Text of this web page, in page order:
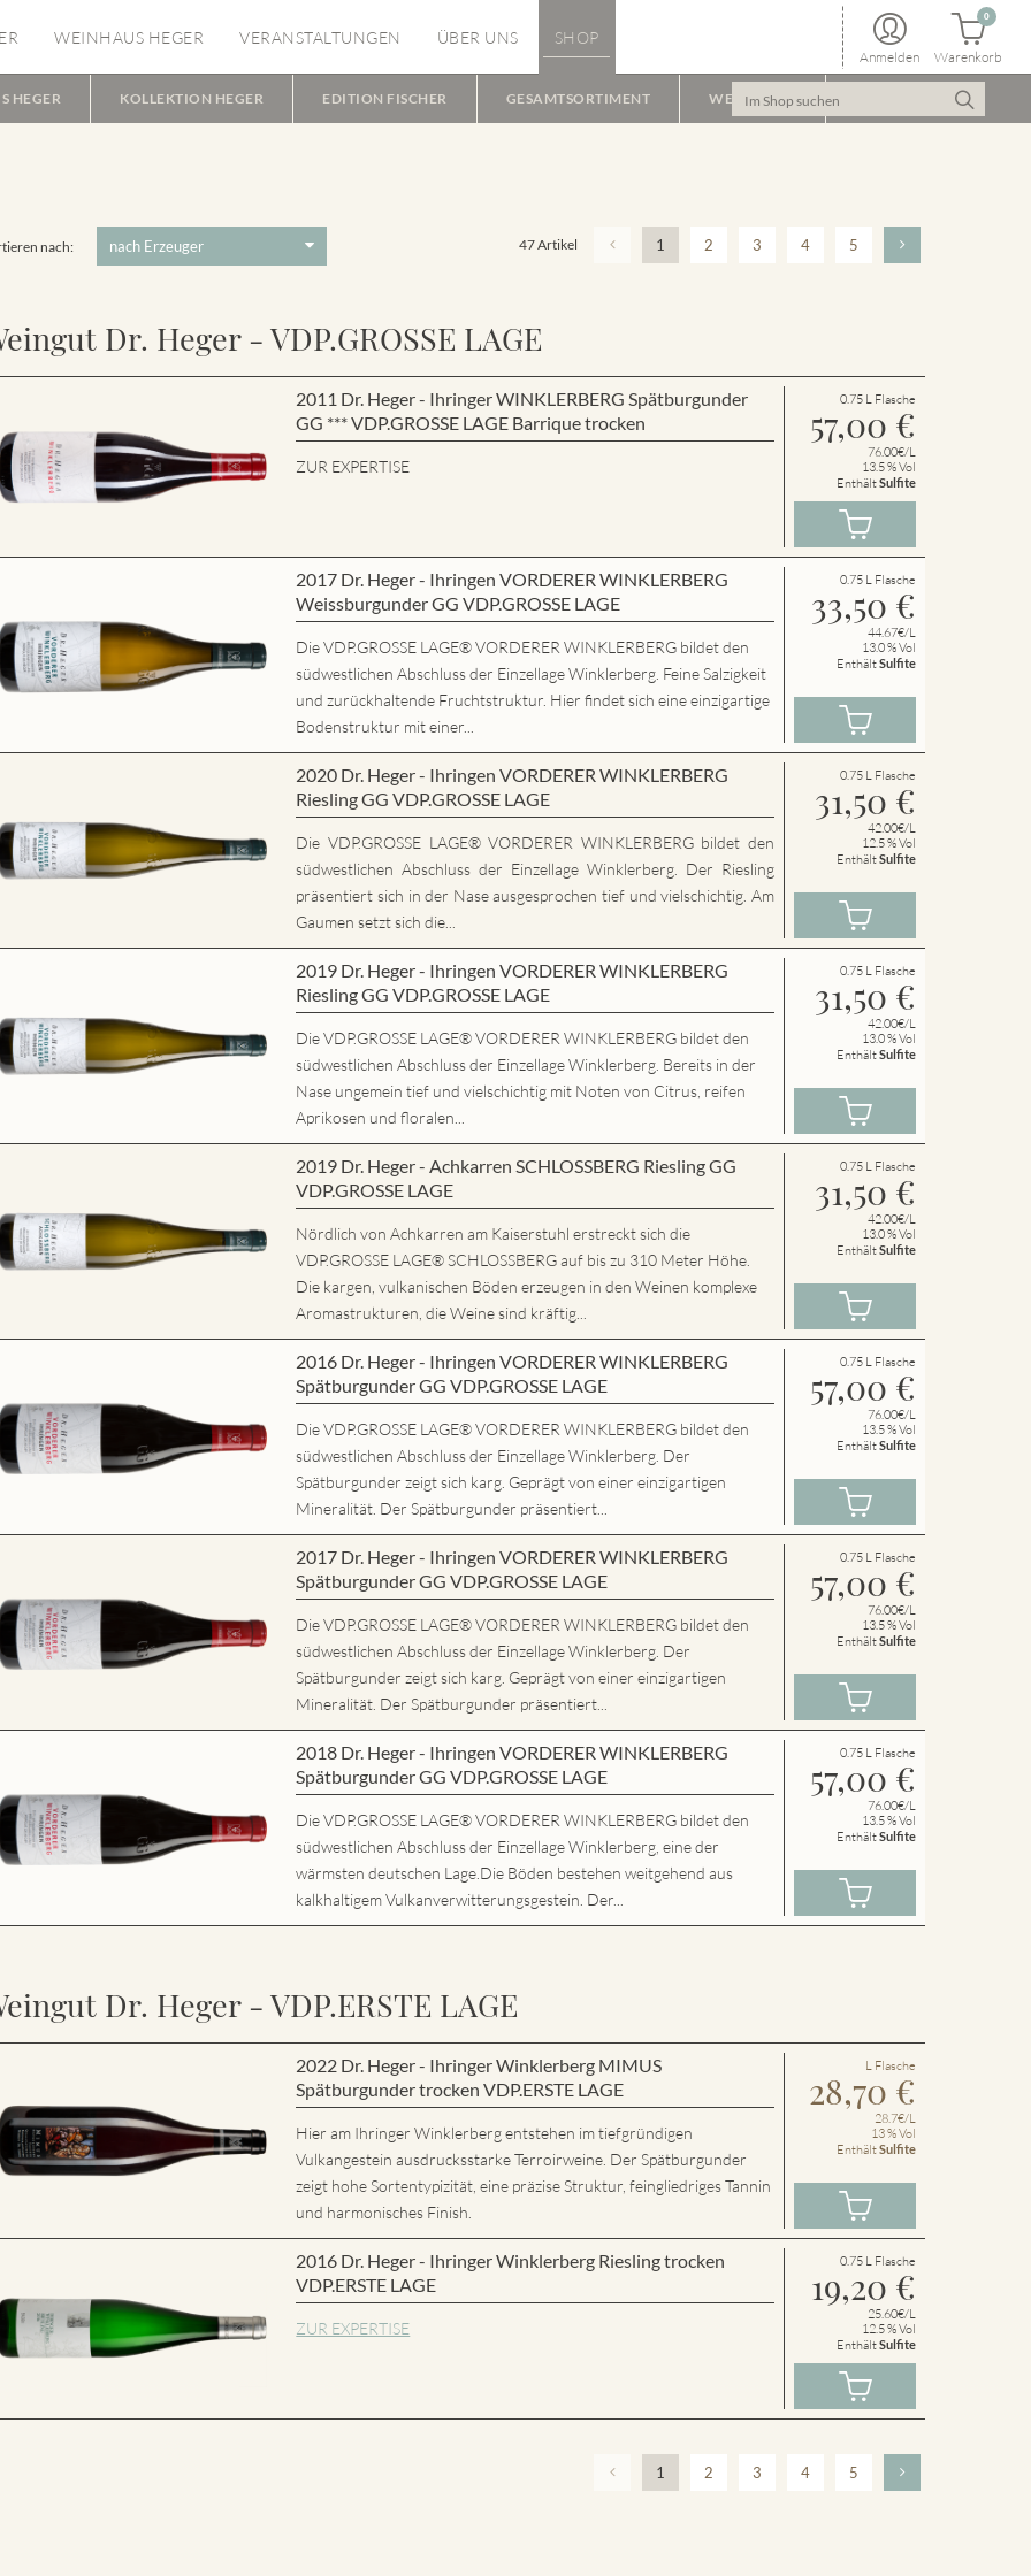
WEINHAUS HEGER VERANSTALTUNGEN ÜBER UNS SHOP
Anmelden Warenkorb
0
HEGER KOLLEKTION HEGER EDITION FISCHER GESAMTSORTIMENT WEINPAKET
nach: 47 Artikel 1 2 3 4 5
Dr. Heger - VDP.GROSSE LAGE
2011 Dr. Heger - Ihringer WINKLERBERG Spätburgunder
GG *** VDP.GROSSE LAGE Barrique trocken
ZUR EXPERTISE
0.75 L Flasche
57,00 €
76.00€/L
13.5 % Vol
EnthältSulfite
2017 Dr. Heger - Ihringen VORDERER WINKLERBERG
Weissburgunder GG VDP.GROSSE LAGE
Die VDP.GROSSE LAGE® VORDERER WINKLERBERG bildet den
südwestlichen Abschluss der Einzellage Winklerberg. Feine Salzigkeit
und zurückhaltende Fruchtstruktur. Hier findet sich eine einzigartige
Bodenstruktur mit einer...
0.75 L Flasche
33,50 €
44.67€/L
13.0 % Vol
EnthältSulfite
2020 Dr. Heger - Ihringen VORDERER WINKLERBERG
Riesling GG VDP.GROSSE LAGE
Die VDP.GROSSE LAGE® VORDERER WINKLERBERG bildet den
südwestlichen Abschluss der Einzellage Winklerberg. Der Riesling
präsentiert sich in der Nase ausgesprochen tief und vielschichtig. Am
Gaumen setzt sich die...
0.75 L Flasche
31,50 €
42.00€/L
12.5 % Vol
EnthältSulfite
2019 Dr. Heger - Ihringen VORDERER WINKLERBERG
Riesling GG VDP.GROSSE LAGE
Die VDP.GROSSE LAGE® VORDERER WINKLERBERG bildet den
südwestlichen Abschluss der Einzellage Winklerberg. Bereits in der
Nase ungemein tief und vielschichtig mit Noten von Citrus, reifen
Aprikosen und floralen...
0.75 L Flasche
31,50 €
42.00€/L
13.0 % Vol
EnthältSulfite
2019 Dr. Heger - Achkarren SCHLOSSBERG Riesling GG
VDP.GROSSE LAGE
Nördlich von Achkarren am Kaiserstuhl erstreckt sich die
VDP.GROSSE LAGE® SCHLOSSBERG auf bis zu 310 Meter Höhe.
Die kargen, vulkanischen Böden erzeugen in den Weinen komplexe
Aromastrukturen, die Weine sind kräftig...
0.75 L Flasche
31,50 €
42.00€/L
13.0 % Vol
EnthältSulfite
2016 Dr. Heger - Ihringen VORDERER WINKLERBERG
Spätburgunder GG VDP.GROSSE LAGE
Die VDP.GROSSE LAGE® VORDERER WINKLERBERG bildet den
südwestlichen Abschluss der Einzellage Winklerberg. Der
Spätburgunder zeigt sich karg. Geprägt von einer einzigartigen
Mineralität. Der Spätburgunder präsentiert...
0.75 L Flasche
57,00 €
76.00€/L
13.5 % Vol
EnthältSulfite
2017 Dr. Heger - Ihringen VORDERER WINKLERBERG
Spätburgunder GG VDP.GROSSE LAGE
Die VDP.GROSSE LAGE® VORDERER WINKLERBERG bildet den
südwestlichen Abschluss der Einzellage Winklerberg. Der
Spätburgunder zeigt sich karg. Geprägt von einer einzigartigen
Mineralität. Der Spätburgunder präsentiert...
0.75 L Flasche
57,00 €
76.00€/L
13.5 % Vol
EnthältSulfite
2018 Dr. Heger - Ihringen VORDERER WINKLERBERG
Spätburgunder GG VDP.GROSSE LAGE
Die VDP.GROSSE LAGE® VORDERER WINKLERBERG bildet den
südwestlichen Abschluss der Einzellage Winklerberg, eine der
wärmsten deutschen Lage.Die Böden bestehen weitgehend aus
kalkhaltigem Vulkanverwitterungsgestein. Der...
0.75 L Flasche
57,00 €
76.00€/L
13.5 % Vol
EnthältSulfite
Dr. Heger - VDP.ERSTE LAGE
2022 Dr. Heger - Ihringer Winklerberg MIMUS
Spätburgunder trocken VDP.ERSTE LAGE
Hier am Ihringer Winklerberg entstehen im tiefgründigen
Vulkangestein ausdrucksstarke Terroirweine. Der Spätburgunder
zeigt hohe Sortentypizität, eine präzise Struktur, feingliedriges Tannin
und harmonisches Finish.
L Flasche
28,70 €
28.7€/L
13 % Vol
EnthältSulfite
2016 Dr. Heger - Ihringer Winklerberg Riesling trocken
VDP.ERSTE LAGE
ZUR EXPERTISE
0.75 L Flasche
19,20 €
25.60€/L
12.5 % Vol
EnthältSulfite
1 2 3 4 5